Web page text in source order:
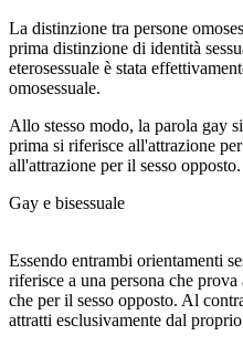
La distinzione tra persone
prima distinzione di identità
eterosessuale è stata
omosessuale.
Allo stesso modo, la parola gay
prima si riferisce all'attrazione per
all'attrazione per il sesso opposto.
Gay e bisessuale
Essendo entrambi orientamenti
riferisce a una persona che
che per il sesso opposto. Al
attratti esclusivamente dal proprio